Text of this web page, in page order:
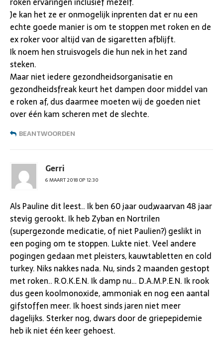
Je kan het ze er onmogelijk inprenten dat er nu een
echte goede manier is om te stoppen met roken en de
ex roker voor altijd van de sigaretten afblijft.
Ik noem hen struisvogels die hun nek in het zand
steken.
Maar niet iedere gezondheidsorganisatie en
gezondheidsfreak keurt het dampen door middel van
e roken af, dus daarmee moeten wij de goeden niet
over één kam scheren met de slechte.
BEANTWOORDEN
Gerri
6 MAART 2018 OP 12:30
Als Pauline dit leest.. Ik ben 60 jaar oud,waarvan 48 jaar
stevig gerookt. Ik heb Zyban en Nortrilen
(supergezonde medicatie, of niet Paulien?) geslikt in
een poging om te stoppen. Lukte niet. Veel andere
pogingen gedaan met pleisters, kauwtabletten en cold
turkey. Niks nakkes nada. Nu, sinds 2 maanden gestopt
met roken.. R.O.K.E.N. Ik damp nu… D.A.M.P.E.N. Ik rook
dus geen koolmonoxide, ammoniak en nog een aantal
gifstoffen meer. Ik hoest sinds jaren niet meer
dagelijks. Sterker nog, dwars door de griepepidemie
heb ik niet één keer gehoest.